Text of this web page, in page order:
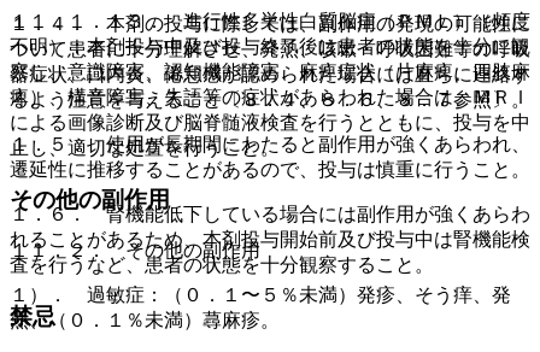
１．４． 本剤の投与に際しては、副作用の発現の可能性に
ついて患者に十分理解させ、発熱、咳嗽・呼吸困難等の呼吸
器症状、口内炎、倦怠感が認められた場合には直ちに連絡す
るよう注意を与えること〔８．４、８．６、８．７参照〕。
１．５． 使用が長期間にわたると副作用が強くあらわれ、
遷延性に推移することがあるので、投与は慎重に行うこと。
１．６． 腎機能低下している場合には副作用が強くあらわ
れることがあるため、本剤投与開始前及び投与中は腎機能検
査を行うなど、患者の状態を十分観察すること。
禁忌
１１．１．１３． 進行性多巣性白質脳症（ＰＭＬ）（頻度
不明）：本剤投与中及び投与終了後は患者の状態を十分に観
察し、意識障害、認知機能障害、麻痺症状（片麻痺、四肢麻
痺）、構音障害、失語等の症状があらわれた場合は、ＭＲＩ
による画像診断及び脳脊髄液検査を行うとともに、投与を中
止し、適切な処置を行うこと。
その他の副作用
１１．２． その他の副作用
１）． 過敏症：（０．１〜５％未満）発疹、そう痒、発
熱、（０．１％未満）蕁麻疹。